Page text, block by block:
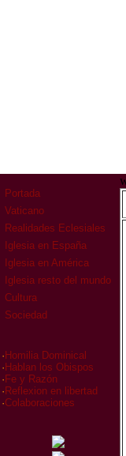
Portada
Vaticano
Realidades Eclesiales
Iglesia en España
Iglesia en América
Iglesia resto del mundo
Cultura
Sociedad
· Homilia Dominical
· Hablan los Obispos
· Fe y Razón
· Reflexion en libertad
·Colaboraciones